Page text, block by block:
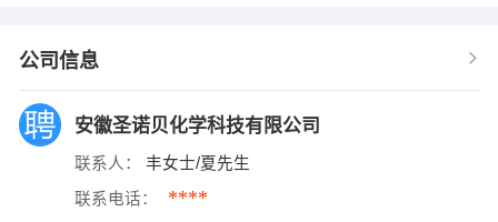
公司信息
安徽圣诺贝化学科技有限公司
联系人： 丰女士/夏先生
联系电话： ****